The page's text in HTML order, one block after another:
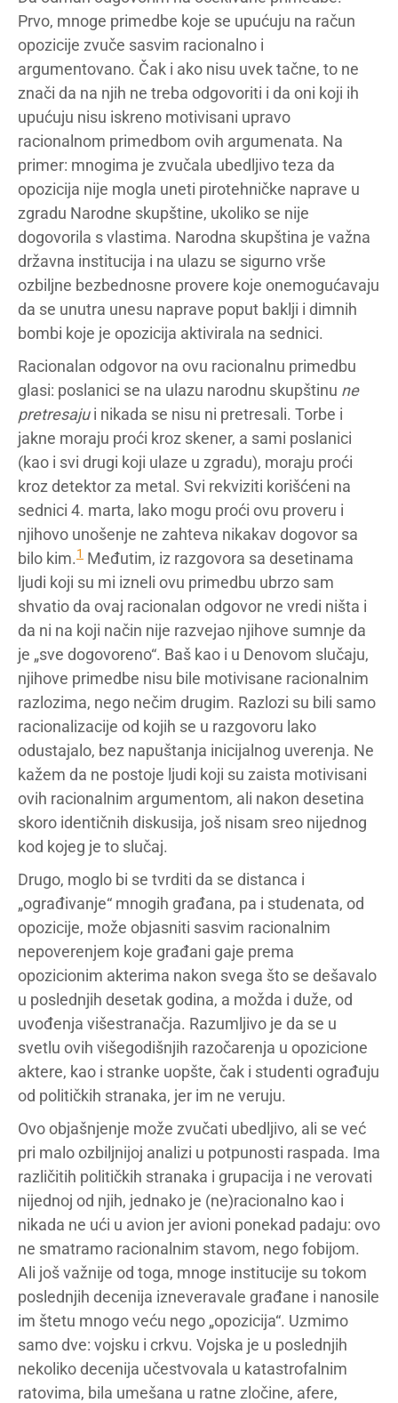
Prvo, mnoge primedbe koje se upućuju na račun
opozicije zvuče sasvim racionalno i
argumentovano. Čak i ako nisu uvek tačne, to ne
znači da na njih ne treba odgovoriti i da oni koji ih
upućuju nisu iskreno motivisani upravo
racionalnom primedbom ovih argumenata. Na
primer: mnogima je zvučala ubedljivo teza da
opozicija nije mogla uneti pirotehničke naprave u
zgradu Narodne skupštine, ukoliko se nije
dogovorila s vlastima. Narodna skupština je važna
državna institucija i na ulazu se sigurno vrše
ozbiljne bezbednosne provere koje onemogućavaju
da se unutra unesu naprave poput baklji i dimnih
bombi koje je opozicija aktivirala na sednici.
Racionalan odgovor na ovu racionalnu primedbu
glasi: poslanici se na ulazu narodnu skupštinu ne
pretresajui nikada se nisu ni pretresali. Torbe i
jakne moraju proći kroz skener, a sami poslanici
(kao i svi drugi koji ulaze u zgradu), moraju proći
kroz detektor za metal. Svi rekviziti korišćeni na
sednici 4. marta, lako mogu proći ovu proveru i
njihovo unošenje ne zahteva nikakav dogovor sa
bilo kim.1 Međutim, iz razgovora sa desetinama
ljudi koji su mi izneli ovu primedbu ubrzo sam
shvatio da ovaj racionalan odgovor ne vredi ništa i
da ni na koji način nije razvejao njihove sumnje da
je „sve dogovoreno“. Baš kao i u Denovom slučaju,
njihove primedbe nisu bile motivisane racionalnim
razlozima, nego nečim drugim. Razlozi su bili samo
racionalizacije od kojih se u razgovoru lako
odustajalo, bez napuštanja inicijalnog uverenja. Ne
kažem da ne postoje ljudi koji su zaista motivisani
ovih racionalnim argumentom, ali nakon desetina
skoro identičnih diskusija, još nisam sreo nijednog
kod kojeg je to slučaj.
Drugo, moglo bi se tvrditi da se distanca i
„ograđivanje“ mnogih građana, pa i studenata, od
opozicije, može objasniti sasvim racionalnim
nepoverenjem koje građani gaje prema
opozicionim akterima nakon svega što se dešavalo
u poslednjih desetak godina, a možda i duže, od
uvođenja višestranačja. Razumljivo je da se u
svetlu ovih višegodišnjih razočarenja u opozicione
aktere, kao i stranke uopšte, čak i studenti ograđuju
od političkih stranaka, jer im ne veruju.
Ovo objašnjenje može zvučati ubedljivo, ali se već
pri malo ozbiljnijoj analizi u potpunosti raspada. Ima
različitih političkih stranaka i grupacija i ne verovati
nijednoj od njih, jednako je (ne)racionalno kao i
nikada ne ući u avion jer avioni ponekad padaju: ovo
ne smatramo racionalnim stavom, nego fobijom.
Ali još važnije od toga, mnoge institucije su tokom
poslednjih decenija izneveravale građane i nanosile
im štetu mnogo veću nego „opozicija“. Uzmimo
samo dve: vojsku i crkvu. Vojska je u poslednjih
nekoliko decenija učestvovala u katastrofalnim
ratovima, bila umešana u ratne zločine, afere,